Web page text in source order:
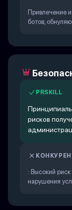
Привлечение
ботов,
PRSKILL
рисков
: Высокий
нарушения